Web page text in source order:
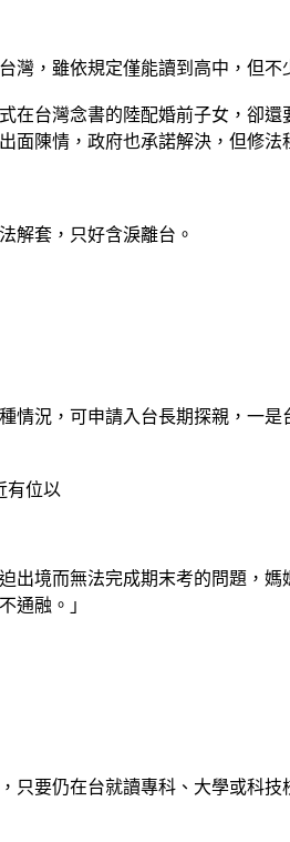
灣，雖依規定僅能讀到高中，但
在台灣念書的陸配婚前子女，卻
面陳情，政府也承諾解決，但修
解套，只好含淚離台。
情況，可申請入台長期探親，一
有位以
出境而無法完成期末考的問題，
通融。」
只要仍在台就讀專科、大學或科